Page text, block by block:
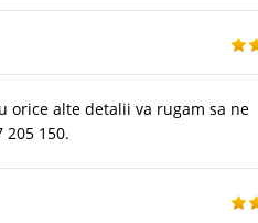
orice alte detalii va rugam sa ne
150.